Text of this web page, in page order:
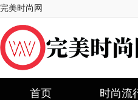
完美时尚网
首页 时尚流